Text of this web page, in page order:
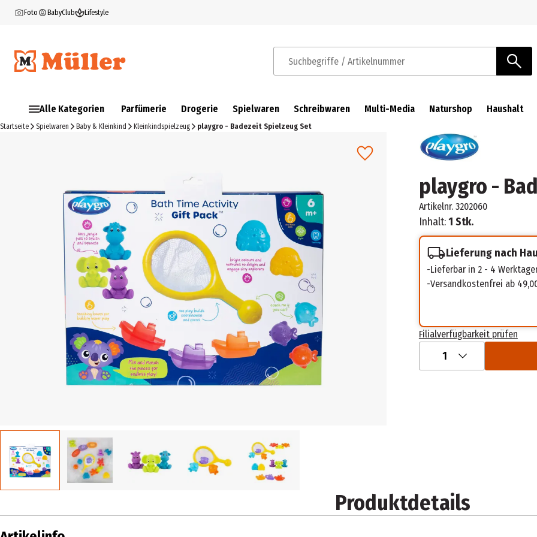
Foto BabyClub Lifestyle
Suchbegriffe / Artikelnummer
Alle Kategorien Parfümerie Drogerie Spielwaren Schreibwaren Multi-Media Naturshop Haushalt
Startseite Spielwaren Baby & Kleinkind Kleinkindspielzeug playgro - Badezeit Spielzeug Set
playgro -
Artikelnr. 3202060
Inhalt:1 Stk.
Lieferung nach
Lieferbar in 2 - 4
Versandkostenfrei ab
Filialverfügbarkeit prüfen
1
Produktdetails